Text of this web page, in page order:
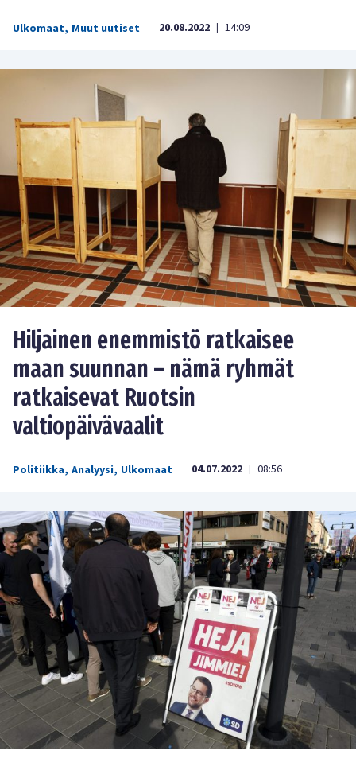
Ulkomaat, Muut uutiset 20.08.2022 | 14:09
Hiljainen enemmistö ratkaisee
maan suunnan – nämä ryhmät
ratkaisevat Ruotsin
valtiopäivävaalit
Politiikka, Analyysi, Ulkomaat 04.07.2022 | 08:56